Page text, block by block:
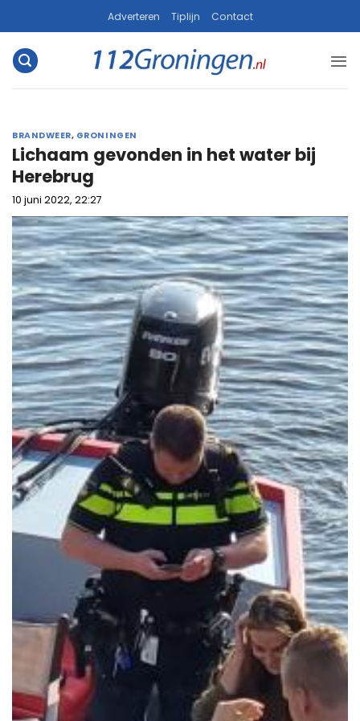
naar
inhoud
Adverteren Tiplijn Contact
BRANDWEER, GRONINGEN
Lichaam gevonden in het water bij
Herebrug
10 juni 2022, 22:27